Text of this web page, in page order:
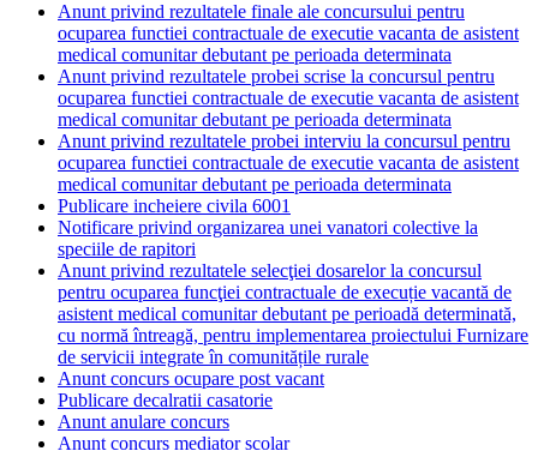
Anunt privind rezultatele finale ale concursului pentru
ocuparea functiei contractuale de executie vacanta de asistent
medical comunitar debutant pe perioada determinata
Anunt privind rezultatele probei scrise la concursul pentru
ocuparea functiei contractuale de executie vacanta de asistent
medical comunitar debutant pe perioada determinata
Anunt privind rezultatele probei interviu la concursul pentru
ocuparea functiei contractuale de executie vacanta de asistent
medical comunitar debutant pe perioada determinata
Publicare incheiere civila 6001
Notificare privind organizarea unei vanatori colective la
speciile de rapitori
Anunt privind rezultatele selecţiei dosarelor la concursul
pentru ocuparea funcţiei contractuale de execuție vacantă de
asistent medical comunitar debutant pe perioadă determinată,
cu normă întreagă, pentru implementarea proiectului Furnizare
de servicii integrate în comunitățile rurale
Anunt concurs ocupare post vacant
Publicare decalratii casatorie
Anunt anulare concurs
Anunt concurs mediator scolar